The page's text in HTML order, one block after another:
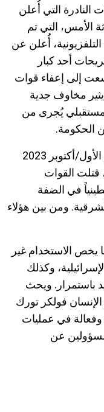
التي أُعلن
الأمس، التي تم
أُعلن عن
أحد كبار
إلى إعفاء قوات
يثير مخاوف جدية
يُجرى من
الحكومة.
وقد تحقق مكتبنا من أنه منذ 7 تشرين الأول/أكتوبر 2023
27 تشرين الثاني/نوفمبر 2025، قتلت القوات
والمستوطنون 1,030 فلسطينياً في الضفة
ومن بين هؤلاء
يخص الاستخدام غير
وكذلك
باستمرار. ويحث
فولكر تورك
في عمليات
عن